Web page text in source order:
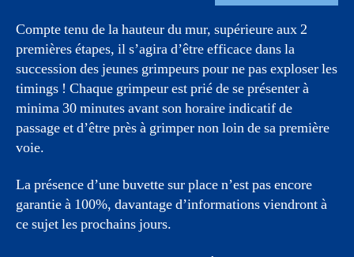
Compte tenu de la hauteur du mur, supérieure aux 2
premières étapes, il s’agira d’être efficace dans la
succession des jeunes grimpeurs pour ne pas exploser les
timings ! Chaque grimpeur est prié de se présenter à
minima 30 minutes avant son horaire indicatif de
passage et d’être près à grimper non loin de sa première
voie.
La présence d’une buvette sur place n’est pas encore
garantie à 100%, davantage d’informations viendront à
ce sujet les prochains jours.